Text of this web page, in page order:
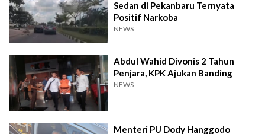
Sedan di Pekanbaru Ternyata
Positif Narkoba
NEWS
Abdul Wahid Divonis 2 Tahun
Penjara, KPK Ajukan Banding
NEWS
Menteri PU Dody Hanggodo